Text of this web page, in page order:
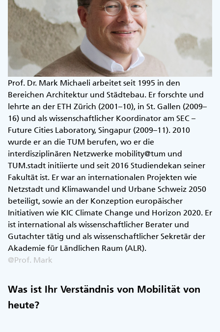
Prof. Dr. Mark Michaeli arbeitet seit 1995 in den
Bereichen Architektur und Städtebau. Er forschte und
lehrte an der ETH Zürich (2001–10), in St. Gallen (2009–
16) und als wissenschaftlicher Koordinator am SEC –
Future Cities Laboratory, Singapur (2009–11). 2010
wurde er an die TUM berufen, wo er die
interdisziplinären Netzwerke mobility@tum und
TUM.stadt initiierte und seit 2016 Studiendekan seiner
Fakultät ist. Er war an internationalen Projekten wie
Netzstadt und Klimawandel und Urbane Schweiz 2050
beteiligt, sowie an der Konzeption europäischer
Initiativen wie KIC Climate Change und Horizon 2020. Er
ist international als wissenschaftlicher Berater und
Gutachter tätig und als wissenschaftlicher Sekretär der
Akademie für Ländlichen Raum (ALR).
@Prof. Mark
Was ist Ihr Verständnis von Mobilität von
heute?